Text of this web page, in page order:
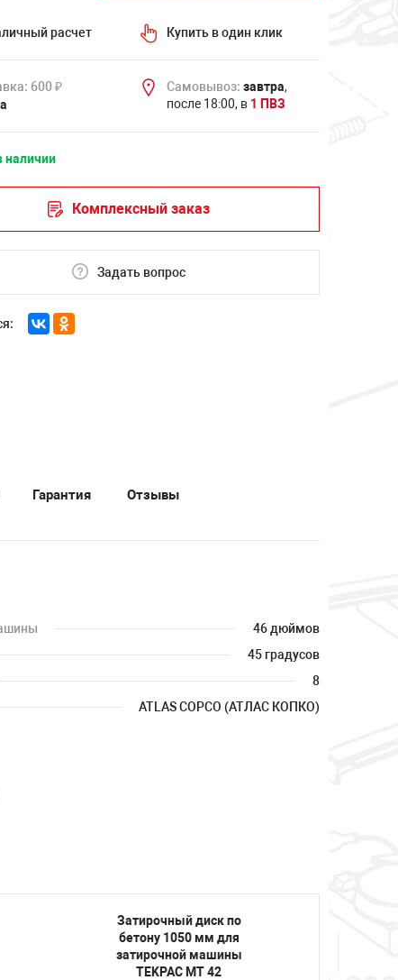
расчет Купить в один клик
600 ₽ Самовывоз: завтра,
после 18:00, в 1 ПВЗ
наличии
Комплексный заказ
Задать вопрос
Гарантия Отзывы
46 дюймов
45 градусов
8
ATLAS COPCO (АТЛАС КОПКО)
Затирочный диск по
бетону 1050 мм для
затирочной машины
TEKPAC MT 42